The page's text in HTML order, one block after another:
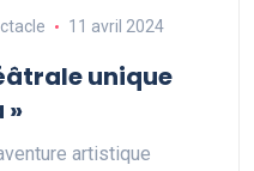
11 avril 2024
unique
»
artistique